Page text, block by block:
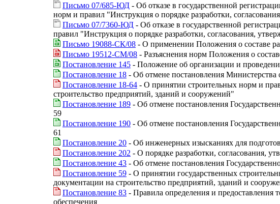
Письмо 07/685-ЮД - Об отказе в государственной
норм и правил "Инструкция о порядке разработки,
Письмо 07/7360-ЮД - Об отказе в государственной
правил "Инструкция о порядке разработки, согласования,
Письмо 19088-СК/08 - О применении Положения о составе
Письмо 19512-СМ/08 - Разъяснения норм Положения о
Постановление 145 - Положение об организации и
Постановление 18 - Об отмене постановления
Постановление 18-64 - О принятии строительных норм и
строительство предприятий, зданий и сооружений"
Постановление 189 - Об отмене постановления
59
Постановление 190 - Об отмене постановления
61
Постановление 20 - Об инженерных изысканиях для
Постановление 202 - О порядке разработки, согласования,
Постановление 43 - Об отмене постановления
Постановление 59 - О принятии государственных
документации на строительство предприятий, зданий и
Постановление 83 - Правила определения и предоставления
обеспечения